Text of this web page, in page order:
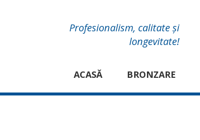
Profesionalism, calitate și
longevitate!
ACASĂ BRONZARE